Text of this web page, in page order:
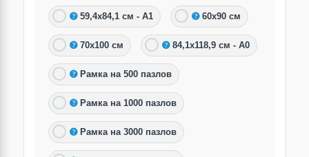
59,4х84,1 см - А1 60х90 см
70х100 см 84,1х118,9 см - А0
Рамка на 500 пазлов
Рамка на 1000 пазлов
Рамка на 3000 пазлов